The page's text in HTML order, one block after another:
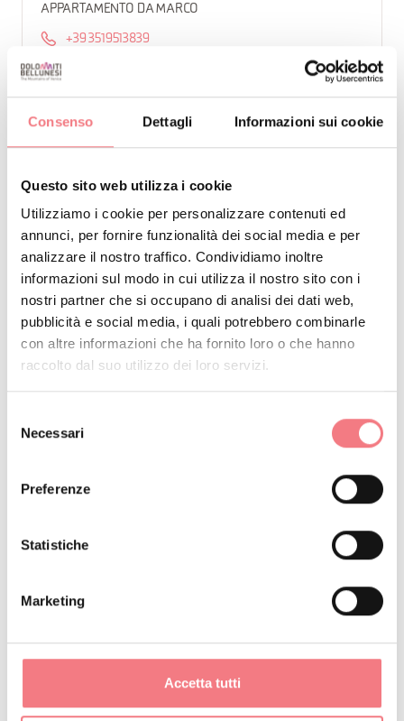
Consenso Dettagli Informazioni sui cookie
Questo sito web utilizza i cookie
Utilizziamo i cookie per personalizzare contenuti ed
annunci, per fornire funzionalità dei social media e per
analizzare il nostro traffico. Condividiamo inoltre
informazioni sul modo in cui utilizza il nostro sito con i
nostri partner che si occupano di analisi dei dati web,
pubblicità e social media, i quali potrebbero combinarle
con altre informazioni che ha fornito loro o che hanno
raccolto dal suo utilizzo dei loro servizi.
delNecessari
Preferenze
Statistiche
Marketing
Accetta tutti
APPARTAMENTO DA MARCO
+39 3519513839
https://bookingvalcomelico.it/appartamenti-
case/#/alloggi
Come arrivare
RICHIEDI INFORMAZIONI
giorno con angolo cottura e divano-letto matrimoniale,
doccia. Dalla zona giorno e da una delle camere è
ottima vista sulle Dolomiti del Comelico e sul paese di
passi dal centro ed vicinissimo a tutti i servizi offerti da